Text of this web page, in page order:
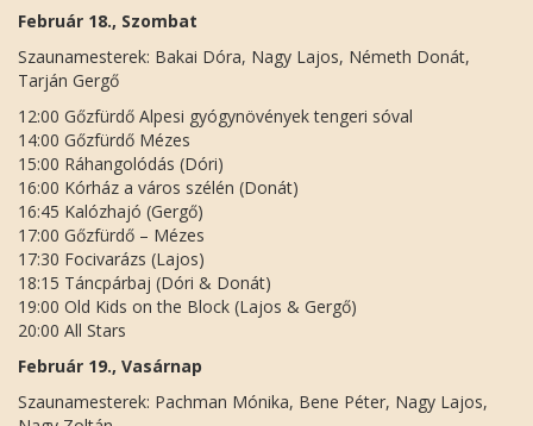
Február 18., Szombat
Szaunamesterek: Bakai Dóra, Nagy Lajos, Németh Donát,
Tarján Gergő
12:00 Gőzfürdő Alpesi gyógynövények tengeri sóval
14:00 Gőzfürdő Mézes
15:00 Ráhangolódás (Dóri)
16:00 Kórház a város szélén (Donát)
16:45 Kalózhajó (Gergő)
17:00 Gőzfürdő – Mézes
17:30 Focivarázs (Lajos)
18:15 Táncpárbaj (Dóri & Donát)
19:00 Old Kids on the Block (Lajos & Gergő)
20:00 All Stars
Február 19., Vasárnap
Szaunamesterek: Pachman Mónika, Bene Péter, Nagy Lajos,